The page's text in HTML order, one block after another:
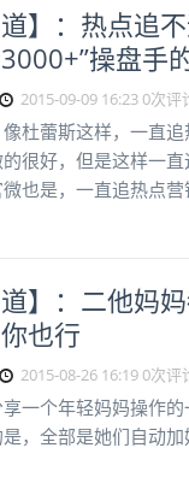
道】：热点追
操盘手
2015-09-09 16:230次评
杜蕾斯这样，一直
很好，但是这样一
也是，一直追热点
道】：二他妈
也行
2015-08-26 16:190次评
一个年轻妈妈操作
，全部是她们自动加